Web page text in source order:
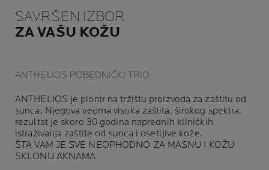
SAVRŠEN IZBOR
ZA VAŠU KOŽU
ANTHELIOS POBEDNIČKI TRIO
ANTHELIOS je pionir na tržištu proizvoda za zaštitu od
sunca. Njegova veoma visoka zaštita, širokog spektra,
rezultat je skoro 30 godina naprednih kliničkih
istraživanja zaštite od sunca i osetljive kože.
ŠTA VAM JE SVE NEOPHODNO ZA MASNU I KOŽU
SKLONU AKNAMA